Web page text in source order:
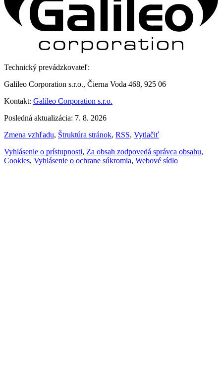
Technický prevádzkovateľ:
Galileo Corporation s.r.o., Čierna Voda 468, 925 06
Kontakt: Galileo Corporation s.r.o.
Posledná aktualizácia: 7. 8. 2026
Zmena vzhľadu, Štruktúra stránok, RSS, Vytlačiť
Vyhlásenie o prístupnosti, Za obsah zodpovedá správca obsahu,
Cookies, Vyhlásenie o ochrane súkromia, Webové sídlo